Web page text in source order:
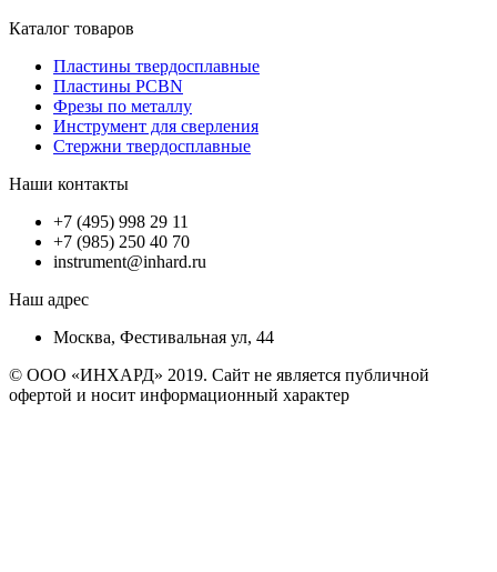
Каталог товаров
Пластины твердосплавные
Пластины PCBN
Фрезы по металлу
Инструмент для сверления
Стержни твердосплавные
Наши контакты
+7 (495) 998 29 11
+7 (985) 250 40 70
instrument@inhard.ru
Наш адрес
Москва, Фестивальная ул, 44
© ООО «ИНХАРД» 2019. Сайт не является публичной
офертой и носит информационный характер